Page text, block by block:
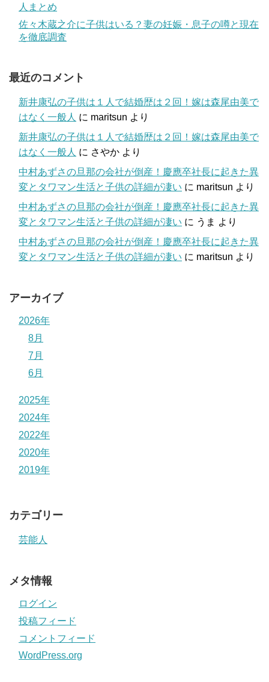
人まとめ
佐々木蔵之介に子供はいる？妻の妊娠・息子の噂と現在
を徹底調査
最近のコメント
新井康弘の子供は１人で結婚歴は２回！嫁は森尾由美で
はなく一般人 に maritsun より
新井康弘の子供は１人で結婚歴は２回！嫁は森尾由美で
はなく一般人 に さやか より
中村あずさの旦那の会社が倒産！慶應卒社長に起きた異
変とタワマン生活と子供の詳細が凄い に maritsun より
中村あずさの旦那の会社が倒産！慶應卒社長に起きた異
変とタワマン生活と子供の詳細が凄い に うま より
中村あずさの旦那の会社が倒産！慶應卒社長に起きた異
変とタワマン生活と子供の詳細が凄い に maritsun より
アーカイブ
2026年
8月
7月
6月
2025年
2024年
2022年
2020年
2019年
カテゴリー
芸能人
メタ情報
ログイン
投稿フィード
コメントフィード
WordPress.org